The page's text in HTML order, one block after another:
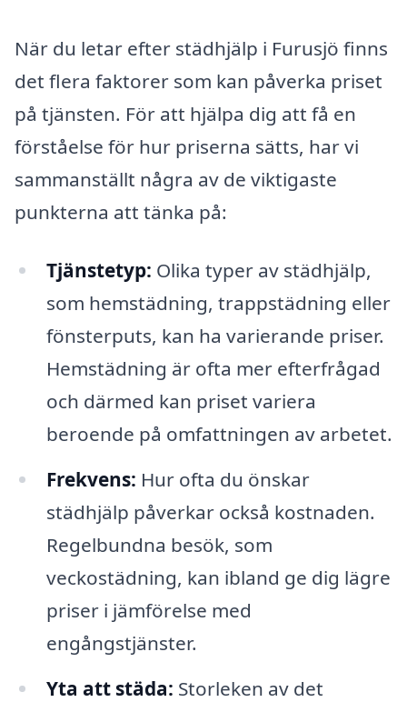
När du letar efter städhjälp i Furusjö finns
det flera faktorer som kan påverka priset
på tjänsten. För att hjälpa dig att få en
förståelse för hur priserna sätts, har vi
sammanställt några av de viktigaste
punkterna att tänka på:
Tjänstetyp: Olika typer av städhjälp,
som hemstädning, trappstädning eller
fönsterputs, kan ha varierande priser.
Hemstädning är ofta mer efterfrågad
och därmed kan priset variera
beroende på omfattningen av arbetet.
Frekvens: Hur ofta du önskar
städhjälp påverkar också kostnaden.
Regelbundna besök, som
veckostädning, kan ibland ge dig lägre
priser i jämförelse med
engångstjänster.
Yta att städa: Storleken av det